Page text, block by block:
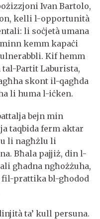
Ivan Bartolo,
kelli l-opportunità
li soċjetà umana
kemm kapaċi
Kif hemm
Partit Laburista,
skont il-qagħda
li huma l-iċken.
bejn min
taqbida ferm aktar
li nagħżlu li
Bħala pajjiż, din l-
għadna ngħożżuha,
prattika bl-għodod
ta’ kull persuna.